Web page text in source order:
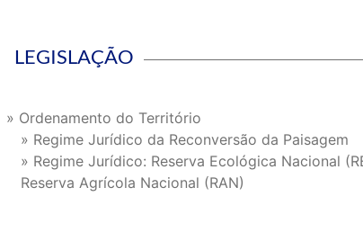
LEGISLAÇÃO
» Ordenamento do Território
» Regime Jurídico da Reconversão da Paisagem
» Regime Jurídico: Reserva Ecológica Nacional
Reserva Agrícola Nacional (RAN)